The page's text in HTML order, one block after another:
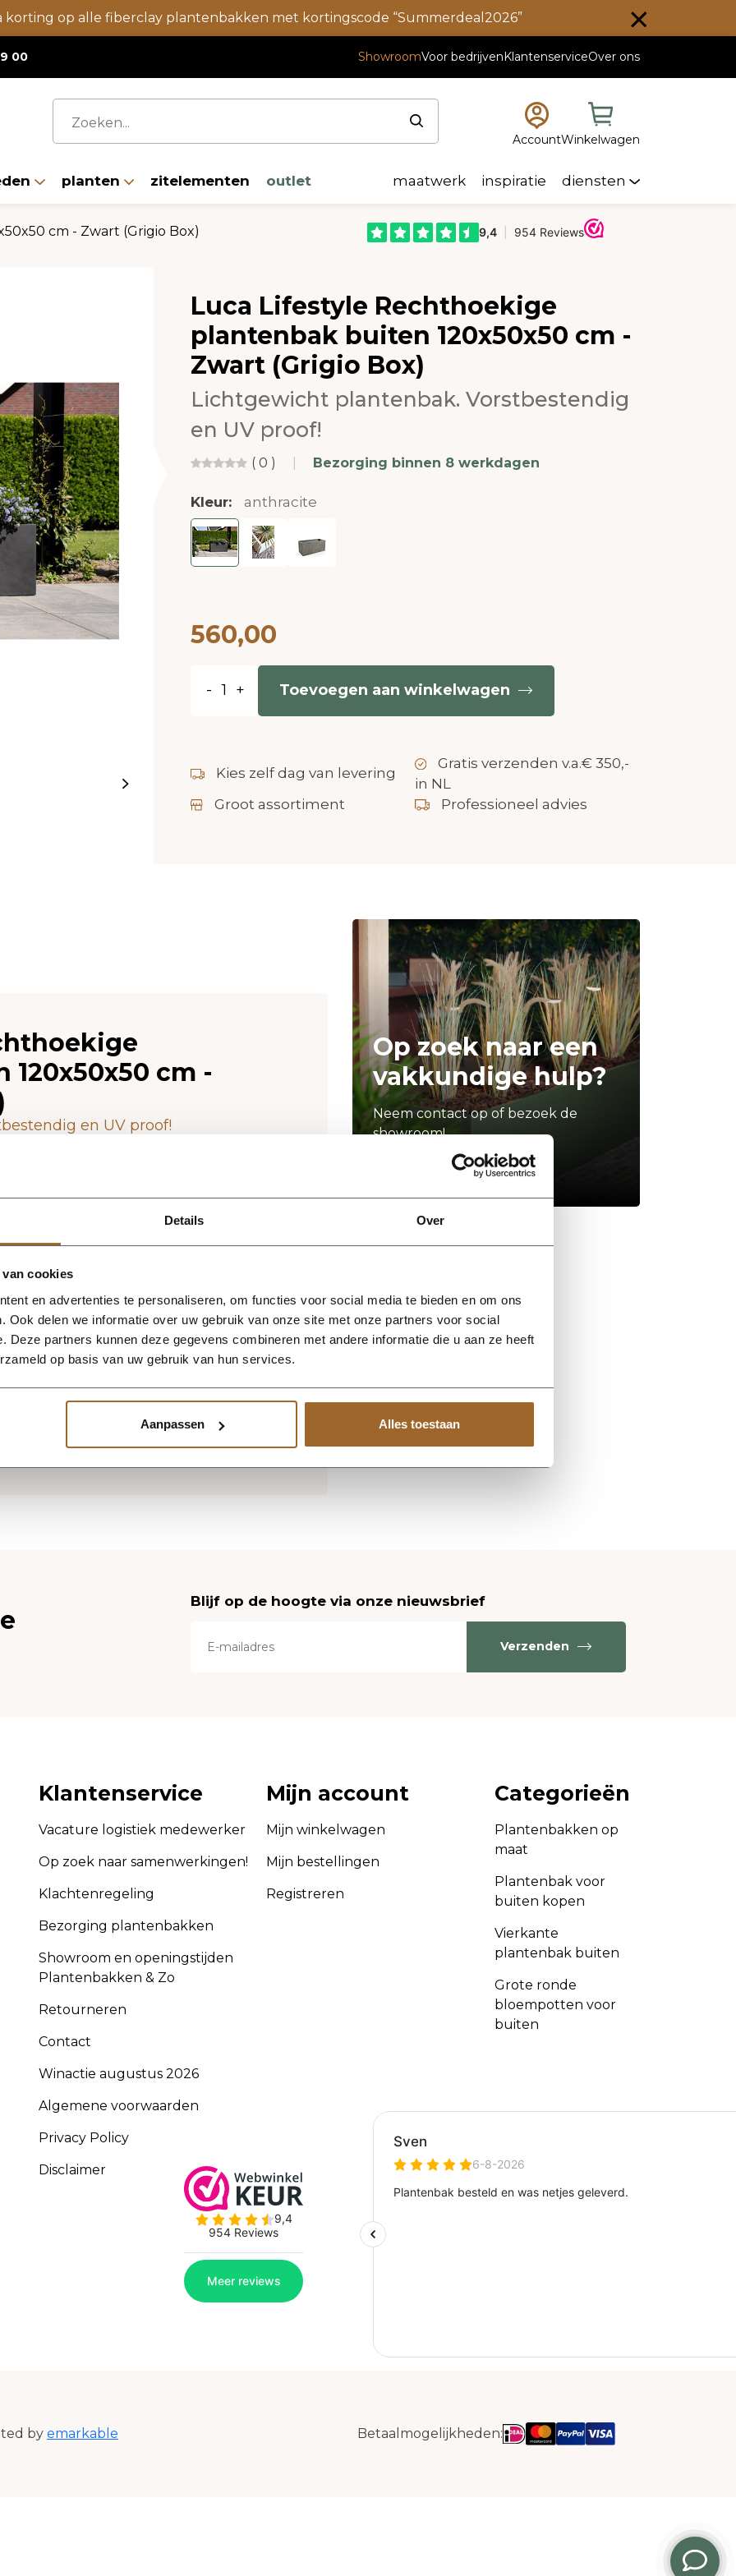
Details Over
cookies
en advertenties te personaliseren, om functies voor social media te bieden en om ons
Ook delen we informatie over uw gebruik van onze site met onze partners voor social
Deze partners kunnen deze gegevens combineren met andere informatie die u aan ze heeft
op basis van uw gebruik van hun services.
Aanpassen Alles toestaan
korting op alle fiberclay plantenbakken met kortingscode “Summerdeal2026”
00 ShowroomVoor bedrijvenKlantenserviceOver ons
AccountWinkelwagen
planten zitelementen outlet maatwerk inspiratie diensten
cm - Zwart (Grigio Box)
Luca Lifestyle Rechthoekige
plantenbak buiten 120x50x50 cm -
Zwart (Grigio Box)
Lichtgewicht plantenbak. Vorstbestendig
en UV proof!
( 0 ) Bezorging binnen 8 werkdagen
Kleur: anthracite
560,00
- + Toevoegen aan winkelwagen
Kies zelf dag van levering
Gratis verzenden v.a.€ 350,-
in NL
Groot assortiment
Professioneel advies
cm -
en UV proof!
magazijn van Luca Lifestyle. Mocht
nemen we contact met je op.
Lifestyle brengt direct sfeer, volume
Dankzij de designvorm krijgt
dat mooi combineert met zowel
kleur antraciet geeft het ontwerp een
extra goed tot zijn recht komen. Het
de bak voldoende aanwezigheid
Praktische kenmerken:
afwerking in fiberglas zorgt voor een
geschikt voor styling in huis, op kantoor,
meerdere maten of kleuren uit
geheel.
Op zoek naar een
vakkundige hulp?
Neem contact op of bezoek de
showroom!
Stel je vraag
Blijf op de hoogte via onze nieuwsbrief
Verzenden
Klantenservice
Vacature logistiek medewerker
Op zoek naar samenwerkingen!
Klachtenregeling
Bezorging plantenbakken
Showroom en openingstijden
Plantenbakken & Zo
Retourneren
Contact
Winactie augustus 2026
Algemene voorwaarden
Privacy Policy
Disclaimer
Mijn account
Mijn winkelwagen
Mijn bestellingen
Registreren
Categorieën
Plantenbakken op
maat
Plantenbak voor
buiten kopen
Vierkante
plantenbak buiten
Grote ronde
bloempotten voor
buiten
by emarkable Betaalmogelijkheden: